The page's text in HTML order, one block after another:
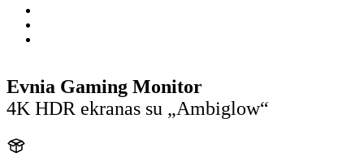
Evnia Gaming Monitor
4K HDR ekranas su „Ambiglow“